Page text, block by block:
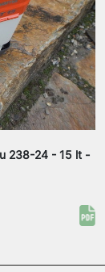
238-24 - 15 lt -